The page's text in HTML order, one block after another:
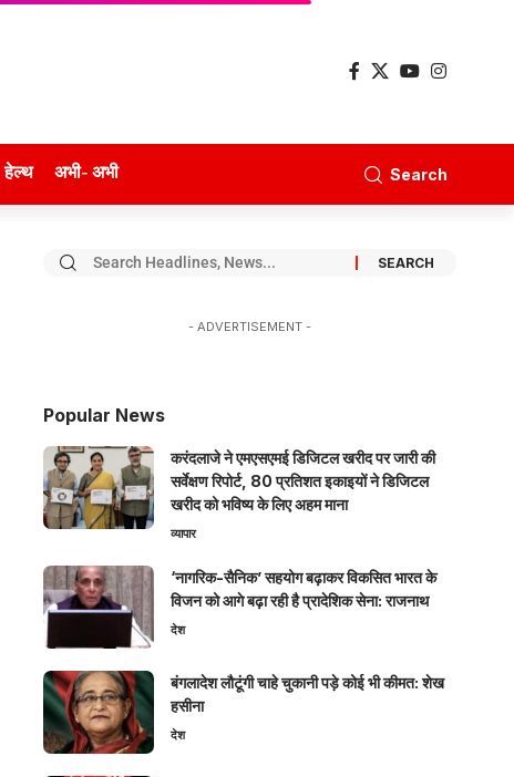
हेल्थ अभी- अभी Search
- ADVERTISEMENT -
Popular News
करंदलाजे ने एमएसएमई डिजिटल खरीद पर जारी की
सर्वेक्षण रिपोर्ट, 80 प्रतिशत इकाइयों ने डिजिटल
खरीद को भविष्य के लिए अहम माना
व्यापार
‘नागरिक-सैनिक’ सहयोग बढ़ाकर विकसित भारत के
विजन को आगे बढ़ा रही है प्रादेशिक सेना: राजनाथ
देश
बंगलादेश लौटूंगी चाहे चुकानी पड़े कोई भी कीमत: शेख
हसीना
देश